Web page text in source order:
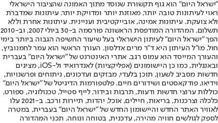
"ישראל היום" הוא גוף תקשורת שנוסד מתוך האמונה שהציבור הישראלי
ראוי לעיתונות טובה יותר, מאוזנת יותר ומדויקת יותר. עיתונות שמדברת
ולא צועקת. עיתונות אמינה, אובייקטיבית ועניינית. עיתונות אחרת וללא
תשלום. המהדורה המודפסת הראשונה פורסמה ב-30 ביולי 2007, וב-2010
הפך "ישראל היום" לעיתון הישראלי בעל שיעור החשיפה הגבוה ביותר בימי
חול. מו"ל העיתון היא ד"ר מרים אדלסון. העורך הראשי הוא עמר לחמנוביץ,
והעורך המייסד הוא עמוס רגב. אתרי האינטרנט של "ישראל היום" בעברית
ובאנגלית, כמו כן היישומונים (אפליקציות) לאנדרואיד ול-iOS, מציגים
חדשות מסביב לשעון, תוכן בלעדי, מבזקים ועדכונים, ניתוחים ופרשנויות,
וידיאו, פודקאסטים ושידורים חיים. פלטפורמות הדיגיטל של "ישראל היום"
כוללות ערוצי חדשות ודעות, תרבות ובידור, לייף סטייל, טכנולוגיה, ספורט,
כלכלה וצרכנות, בריאות, חיילים, אוכל, יהדות, תיירות ורכב. ב-2021 עלו
לאוויר האתר החדש והיישומון החדש של "ישראל היום" בעברית, במטרה
לספק לגולשים חוויה מהירה, עדכנית, בטוחה ונוחה. תכני המהדורה